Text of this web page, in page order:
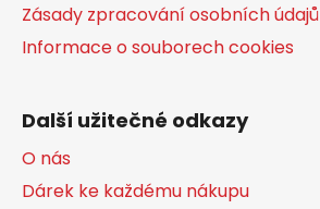
Zásady zpracování osobních údajů
Informace o souborech cookies
Další užitečné odkazy
O nás
Dárek ke každému nákupu